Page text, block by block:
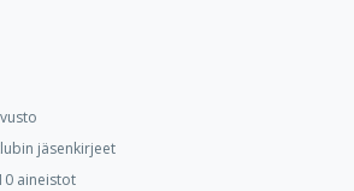
jäsenkirjeet
aineistot